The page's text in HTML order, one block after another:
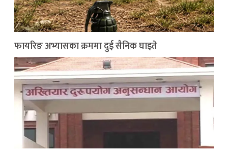
फायरिङ अभ्यासका क्रममा दुई सैनिक घाइते